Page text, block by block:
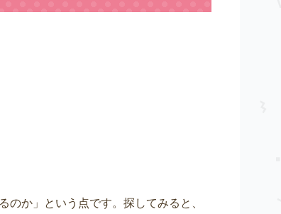
のか」という点です。探してみると、